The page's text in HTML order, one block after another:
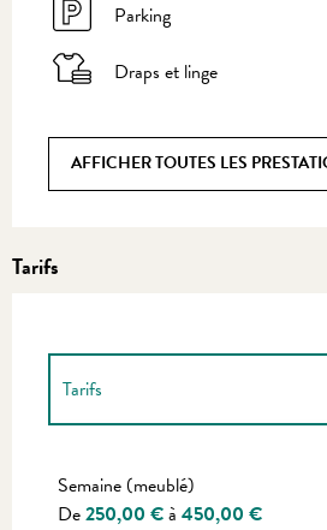
Parking
Draps et linge
AFFICHER TOUTES LES
Tarifs
Tarifs
Semaine (meublé)
De250,00 €à 450,00 €